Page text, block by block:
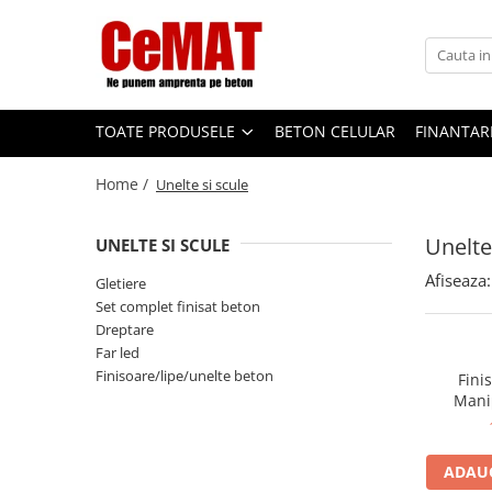
Toate Produsele
Matrite Beton Amprentat
TOATE PRODUSELE BETON CELULAR
Home / Unelte si scule
UNELTE SI SCULE
Gletiere
Set complet finisat beton
Dreptare
Far led
Finisoare/lipe/unelte beton
Afiseaza: